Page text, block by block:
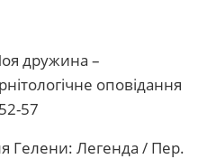
дружина –
оповідання
57
Гелени: Легенда / Пер.